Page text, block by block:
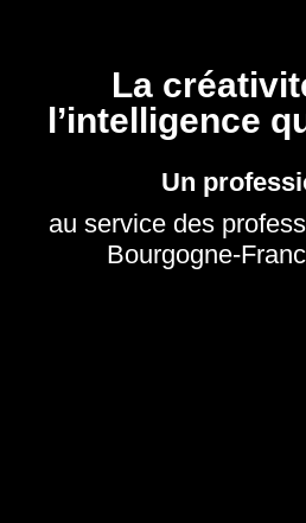
La
l’intelligence
Un
au service des
Bourgogne-